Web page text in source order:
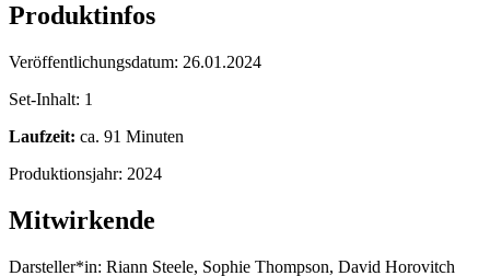
Produktinfos
Veröffentlichungsdatum: 26.01.2024
Set-Inhalt: 1
Laufzeit: ca. 91 Minuten
Produktionsjahr: 2024
Mitwirkende
Darsteller*in: Riann Steele, Sophie Thompson, David Horovitch